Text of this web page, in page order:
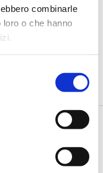
combinarle
o che hanno
per il credito
Il futuro delle filiere